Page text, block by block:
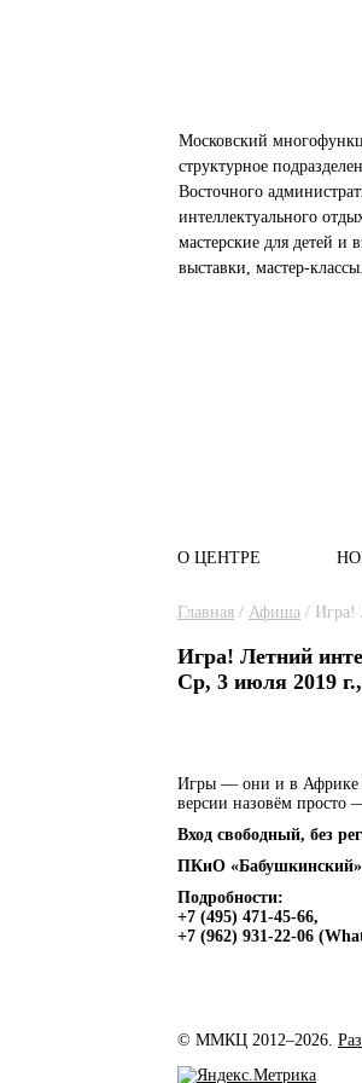
Московский
структурное
Восточного
интеллектуального
мастерские для детей и
выставки, мастер-классы.
Главное меню
О ЦЕНТРЕ
Вы здесь
Главная / Афиша /
Игра! Летний
Ср, 3 июля 2019
Игры — они и в Африке
версии назовём просто
Вход свободный, без
ПКиО «Бабушкинский»,
Подробности:
+7 (495) 471-45-66,
+7 (962) 931-22-06
© ММКЦ 2012–2026.